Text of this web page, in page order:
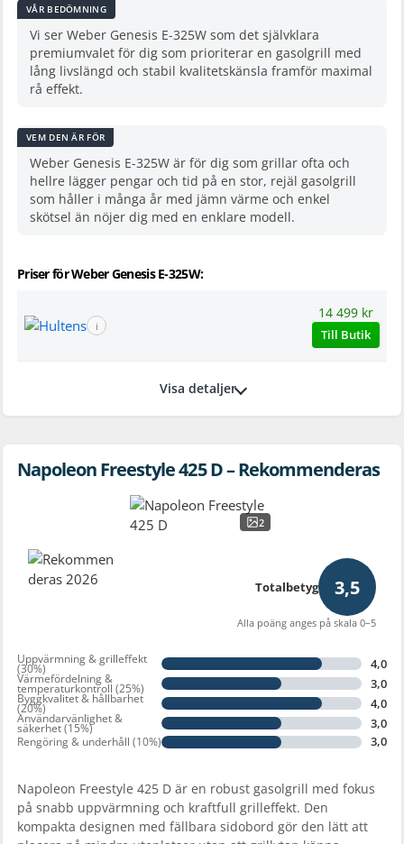
VÅR BEDÖMNING
Vi ser Weber Genesis E-325W som det självklara
premiumvalet för dig som prioriterar en gasolgrill med
lång livslängd och stabil kvalitetskänsla framför maximal
rå effekt.
VEM DEN ÄR FÖR
Weber Genesis E-325W är för dig som grillar ofta och
hellre lägger pengar och tid på en stor, rejäl gasolgrill
som håller i många år med jämn värme och enkel
skötsel än nöjer dig med en enklare modell.
Priser för Weber Genesis E-325W:
ℹ
14 499 kr
Till Butik
Visa detaljer
Napoleon Freestyle 425 D – Rekommenderas
2
Uppvärmning & grilleffekt
(30%) 4,0
Värmefördelning &
temperaturkontroll (25%) 3,0
Byggkvalitet & hållbarhet
(20%) 4,0
Användarvänlighet &
säkerhet (15%) 3,0
Rengöring & underhåll (10%) 3,0
Totalbetyg 3,5
Alla poäng anges på skala 0–5
Napoleon Freestyle 425 D är en robust gasolgrill med fokus
på snabb uppvärmning och kraftfull grilleffekt. Den
kompakta designen med fällbara sidobord gör den lätt att